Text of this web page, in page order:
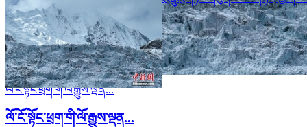
ལོ་ངོ་སྟོང་ཕྲག་གི་ལོ་རྒྱུས་ལྡན...
ལོ་ངོ་སྟོང་ཕྲག་གི་ལོ་རྒྱུས་ལྡན...